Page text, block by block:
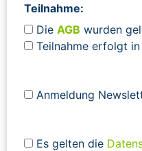
Teilnahme:
Die AGB wurden
Teilnahme erfolgt
Anmeldung
Es gelten die